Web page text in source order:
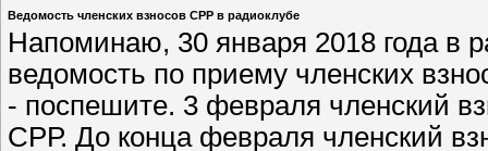
Ведомость членских взносов СРР в радиоклубе
Напоминаю, 30 января 2018 года в
ведомость по приему членских
- поспешите. 3 февраля членский
СРР. До конца февраля членский